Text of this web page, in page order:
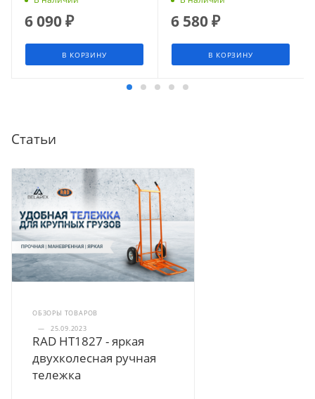
6 090₽
В КОРЗИНУ
6 580₽
В КОРЗИНУ
Статьи
ОБЗОРЫ ТОВАРОВ
—
25.09.2023
RAD HT1827 - яркая
двухколесная ручная
тележка